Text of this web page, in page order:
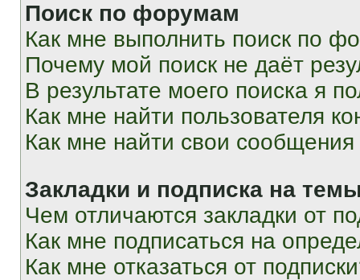
Поиск по форумам
Как мне выполнить поиск по
Почему мой поиск не даёт
В результате моего поиска я
Как мне найти пользователя
Как мне найти свои
Закладки и подписка на
Чем отличаются закладки от
Как мне подписаться на
Как мне отказаться от